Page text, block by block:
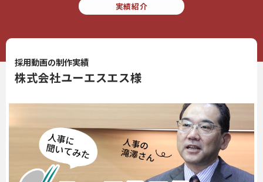
実績紹介
採用動画の制作実績
株式会社ユーエスエス様